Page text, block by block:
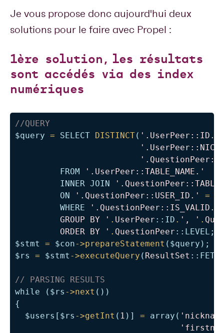
Je vous propose donc aujourd'hui deux
solutions pour le faire avec Propel :
1ère solution, les résultats
sont accédés via des index
numériques
//QUERY
$query = SELECT DISTINCT( '.UserPeer::ID.'
FROM
'.UserPeer::TABLE_NAME.'
INNER JOIN
ON
'.QuestionPeer::USER_ID.' =
WHERE
'.QuestionPeer::IS_VALID.'
         GROUP BY '
. UserPeer :: ID . ', ' .
         ORDER BY '
. QuestionPeer :: LEVEL ;
$stmt
= $con->prepareStatement ( $query ) ;
$rs
= $stmt ->executeQuery ( ResultSet ::
// PARSING RESULTS
while
( $rs ->next ( ) )
{
$users [ $rs ->getInt ( 1 ) ] = array (